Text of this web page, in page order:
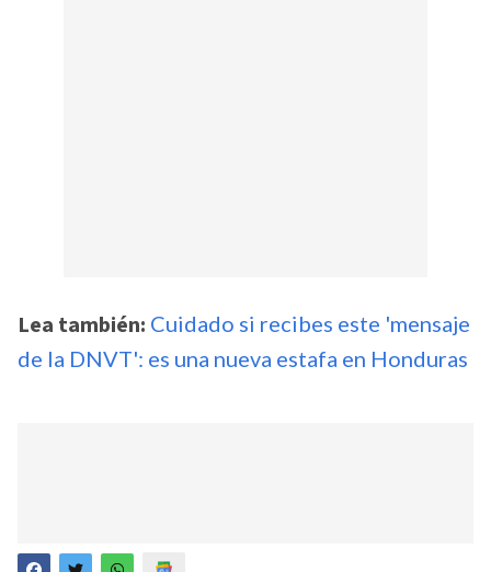
Lea también: Cuidado si recibes este 'mensaje
de la DNVT': es una nueva estafa en Honduras